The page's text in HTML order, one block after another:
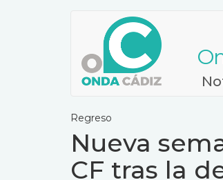
Navegación
Regreso
Nueva
CF tras la